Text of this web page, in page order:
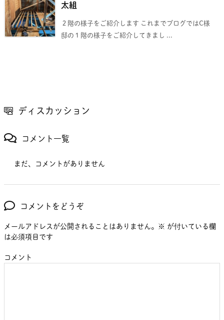
太組
２階の様子をご紹介します これまでブログではC様
邸の１階の様子をご紹介してきまし ...
ディスカッション
コメント一覧
まだ、コメントがありません
コメントをどうぞ
メールアドレスが公開されることはありません。 ※ が付いている欄
は必須項目です
コメント